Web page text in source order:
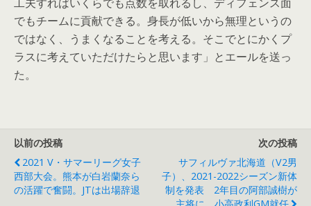
でもチームに貢献できる。身長が低いから無理というの
ではなく、うまくなることを考える。そこでとにかくプ
ラスに考えていただけたらと思います」とエールを送っ
た。
以前の投稿
2021 V・サマーリーグ女子
西部大会。熊本が白岩蘭奈ら
の活躍で奮闘。JTは出場辞退
次の投稿
サフィルヴァ北海道（V2男
子）、2021-2022シーズン新体
制を発表 2年目の阿部誠樹が